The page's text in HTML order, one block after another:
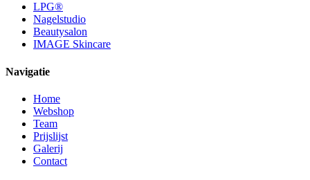
LPG®
Nagelstudio
Beautysalon
IMAGE Skincare
Navigatie
Home
Webshop
Team
Prijslijst
Galerij
Contact